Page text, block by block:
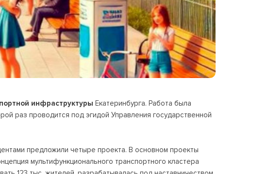
инфраструктуры Екатеринбурга. Работа была
раз проводится под эгидой Управления государственной
предложили четыре проекта. В основном проекты
мультифункционального транспортного кластера